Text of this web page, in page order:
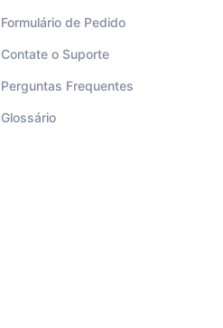
Formulário de Pedido
Contate o Suporte
Perguntas Frequentes
Glossário